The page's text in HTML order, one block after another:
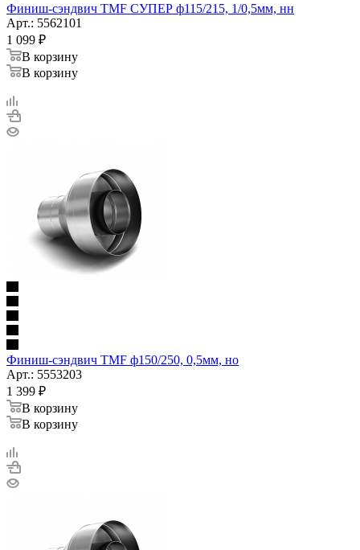
Финиш-сэндвич TMF СУПЕР ф115/215, 1/0,5мм, нн
Арт.: 5562101
1 099 ₽
В корзину
В корзину
Финиш-сэндвич TMF ф150/250, 0,5мм, но
Арт.: 5553203
1 399 ₽
В корзину
В корзину